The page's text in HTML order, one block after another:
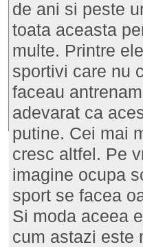
de ani si peste
toata aceasta
multe. Printre
sportivi care nu
faceau
adevarat ca
putine. Cei mai
cresc altfel. Pe
imagine ocupa
sport se facea
Si moda aceea
cum astazi este